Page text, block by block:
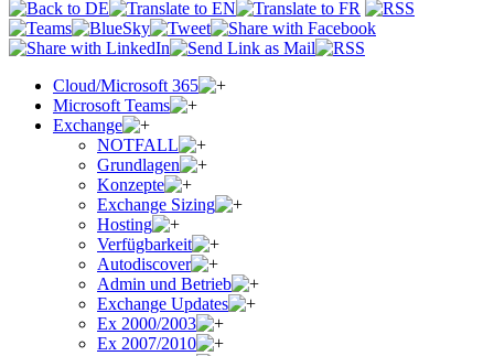
Cloud/Microsoft 365
Microsoft Teams
Exchange
NOTFALL
Grundlagen
Konzepte
Exchange Sizing
Hosting
Verfügbarkeit
Autodiscover
Admin und Betrieb
Exchange Updates
Ex 2000/2003
Ex 2007/2010